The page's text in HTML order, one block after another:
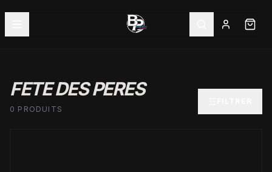
FETE DES PERES
0 PRODUITS